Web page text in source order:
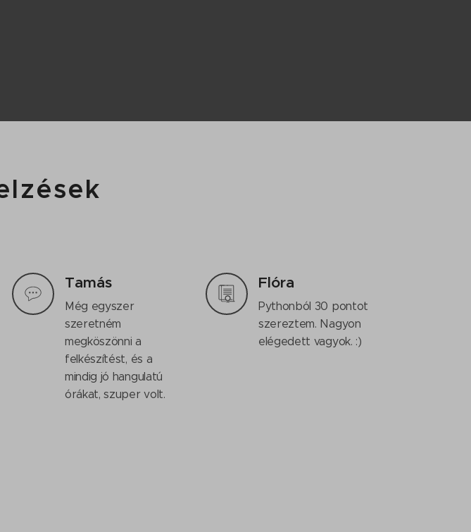
Tamás
Még egyszer
szeretném
megköszönni a
felkészítést, és a
mindig jó hangulatú
órákat, szuper volt.
Flóra
Pythonból 30 pontot
szereztem. Nagyon
elégedett vagyok. :)